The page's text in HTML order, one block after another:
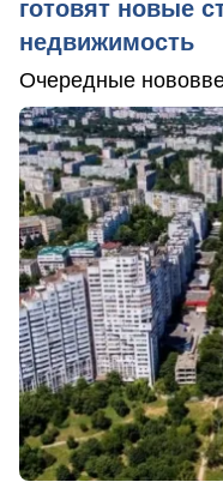
готовят новые
недвижимость
Очередные